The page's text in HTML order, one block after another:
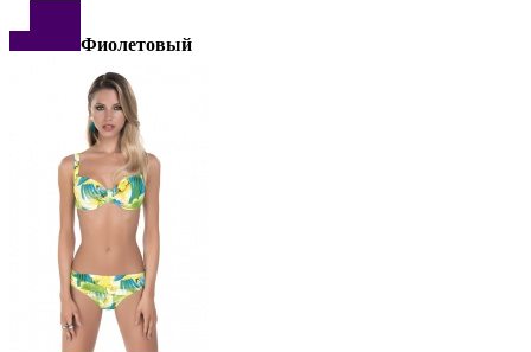
Фиолетовый